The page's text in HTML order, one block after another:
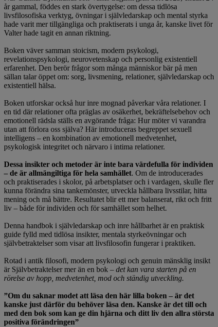
år gammal, föddes en stark övertygelse: om dessa tidlösa
livsfilosofiska verktyg, övningar i självledarskap och mental styrka
hade varit mer tillgängliga och praktiserats i unga år, kanske livet för
Valter hade tagit en annan riktning.
Boken väver samman stoicism, modern psykologi,
revelationspsykologi, neurovetenskap och personlig existentiell
erfarenhet. Den berör frågor som många människor bär på men
sällan talar öppet om: sorg, livsmening, relationer, självledarskap och
existentiell hälsa.
Boken utforskar också hur inre mognad påverkar våra relationer. I
en tid där relationer ofta präglas av osäkerhet, bekräftelsebehov och
emotionell rädsla ställs en avgörande fråga: Hur möter vi varandra
utan att förlora oss själva? Här introduceras begreppet sexuell
intelligens – en kombination av emotionell medvetenhet,
psykologisk integritet och närvaro i intima relationer.
Dessa insikter och metoder är inte bara värdefulla för individen
– de är allmängiltiga för hela samhället. Om de introducerades
och praktiserades i skolor, på arbetsplatser och i vardagen, skulle fler
kunna förändra sina tankemönster, utveckla hållbara livsstilar, hitta
mening och må bättre. Resultatet blir ett mer balanserat, rikt och fritt
liv – både för individen och för samhället som helhet.
Denna handbok i självledarskap och inre hållbarhet är en praktisk
guide fylld med tidlösa insikter, mentala styrkeövningar och
självbetraktelser som visar att livsfilosofin fungerar i praktiken.
Rotad i antik filosofi, modern psykologi och genuin mänsklig insikt
är Självbetraktelser mer än en bok – det kan vara starten på en
rörelse av hopp, medvetenhet, mod och ständig utveckling.
”Om du saknar modet att läsa den här lilla boken – är det
kanske just därför du behöver läsa den. Kanske är det till och
med den bok som kan ge din hjärna och ditt liv den allra största
positiva förändringen”